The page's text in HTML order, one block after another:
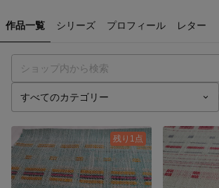
作品一覧 シリーズ プロフィール レター
残り1点